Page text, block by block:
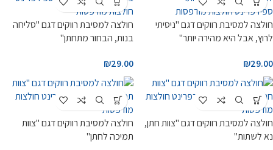
חולצה למסיבת רווקים דגם "ניסיתי
לרוץ, אבל היא מהירה יותר"
₪29.00
חולצה למסיבת רווקים דגם "סליחה
בנות, הבחור מתחתן"
₪29.00
חולצה למסיבת רווקים דגם "צוות חתן,
נא לשתות"
חולצה למסיבת רווקים דגם "צוות
תמיכה לחתן"